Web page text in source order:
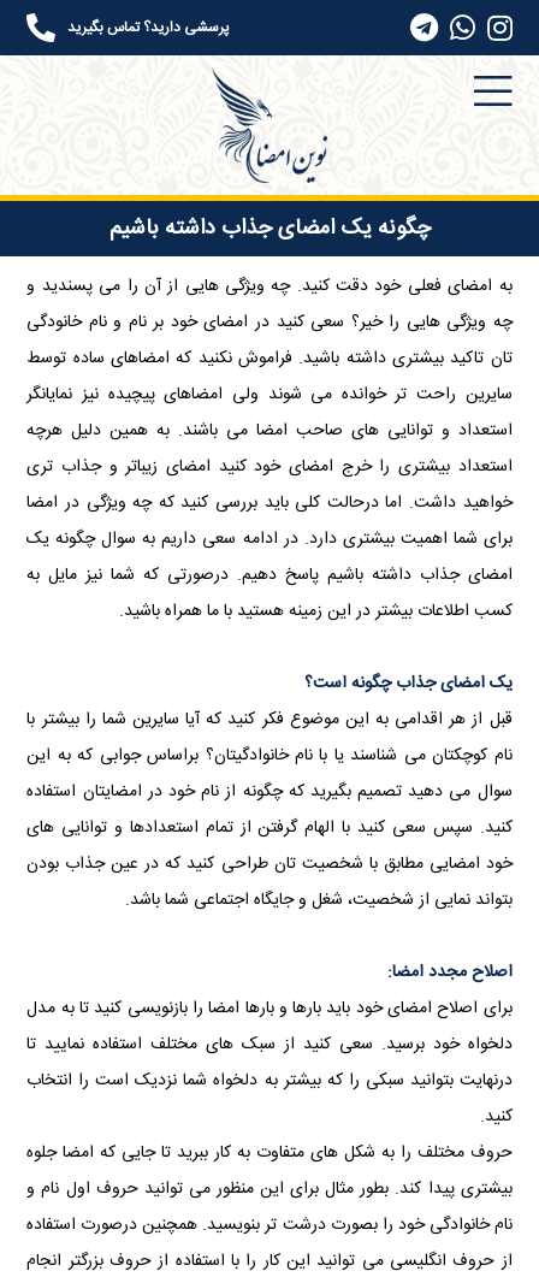
پرسشی دارید؟ تماس بگیرید
چگونه یک امضای جذاب داشته باشیم
به امضای فعلی خود دقت کنید. چه ویژگی هایی از آن را می پسندید و
چه ویژگی هایی را خیر؟ سعی کنید در امضای خود بر نام و نام خانودگی
تان تاکید بیشتری داشته باشید. فراموش نکنید که امضاهای ساده توسط
سایرین راحت تر خوانده می شوند ولی امضاهای پیچیده نیز نمایانگر
استعداد و توانایی های صاحب امضا می باشند. به همین دلیل هرچه
استعداد بیشتری را خرج امضای خود کنید امضای زیباتر و جذاب تری
خواهید داشت. اما درحالت کلی باید بررسی کنید که چه ویژگی در امضا
برای شما اهمیت بیشتری دارد. در ادامه سعی داریم به سوال چگونه یک
امضای جذاب داشته باشیم پاسخ دهیم. درصورتی که شما نیز مایل به
کسب اطلاعات بیشتر در این زمینه هستید با ما همراه باشید.
یک امضای جذاب چگونه است؟
قبل از هر اقدامی به این موضوع فکر کنید که آیا سایرین شما را بیشتر با
نام کوچکتان می شناسند یا با نام خانوادگیتان؟ براساس جوابی که به این
سوال می دهید تصمیم بگیرید که چگونه از نام خود در امضایتان استفاده
کنید. سپس سعی کنید با الهام گرفتن از تمام استعدادها و توانایی های
خود امضایی مطابق با شخصیت تان طراحی کنید که در عین جذاب بودن
بتواند نمایی از شخصیت، شغل و جایگاه اجتماعی شما باشد.
اصلاح مجدد امضا:
برای اصلاح امضای خود باید بارها و بارها امضا را بازنویسی کنید تا به مدل
دلخواه خود برسید. سعی کنید از سبک های مختلف استفاده نمایید تا
درنهایت بتوانید سبکی را که بیشتر به دلخواه شما نزدیک است را انتخاب
کنید.
حروف مختلف را به شکل‎ های متفاوت به کار ببرید تا جایی که امضا جلوه
بیشتری پیدا کند. بطور مثال برای این منظور می توانید حروف اول نام و
نام خانوادگی خود را بصورت درشت تر بنویسید. همچنین درصورت استفاده
از حروف انگلیسی می توانید این کار را با استفاده از حروف بزرگتر انجام